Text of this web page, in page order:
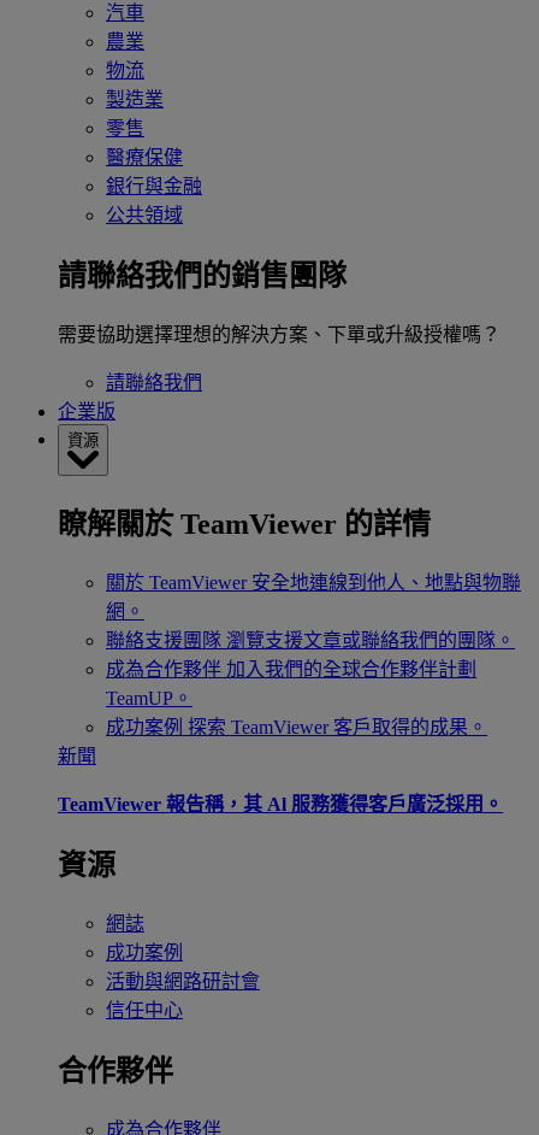
汽車
農業
物流
製造業
零售
醫療保健
銀行與金融
公共領域
請聯絡我們的銷售團隊
需要協助選擇理想的解決方案、下單或升級授權嗎？
請聯絡我們
企業版
資源
瞭解關於 TeamViewer 的詳情
關於 TeamViewer 安全地連線到他人、地點與物聯
網。
聯絡支援團隊 瀏覽支援文章或聯絡我們的團隊。
成為合作夥伴 加入我們的全球合作夥伴計劃
TeamUP。
成功案例 探索 TeamViewer 客戶取得的成果。
新聞
TeamViewer 報告稱，其 Al 服務獲得客戶廣泛採用。
資源
網誌
成功案例
活動與網路研討會
信任中心
合作夥伴
成為合作夥伴